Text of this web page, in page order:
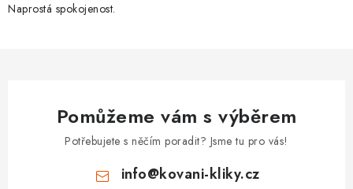
Naprostá spokojenost.
Pomůžeme vám s výběrem
Potřebujete s něčím poradit? Jsme tu pro vás!
info@kovani-kliky.cz